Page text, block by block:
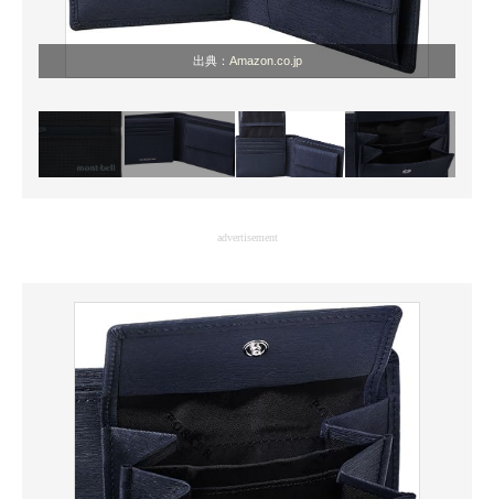
出典： Amazon.co.jp
advertisement